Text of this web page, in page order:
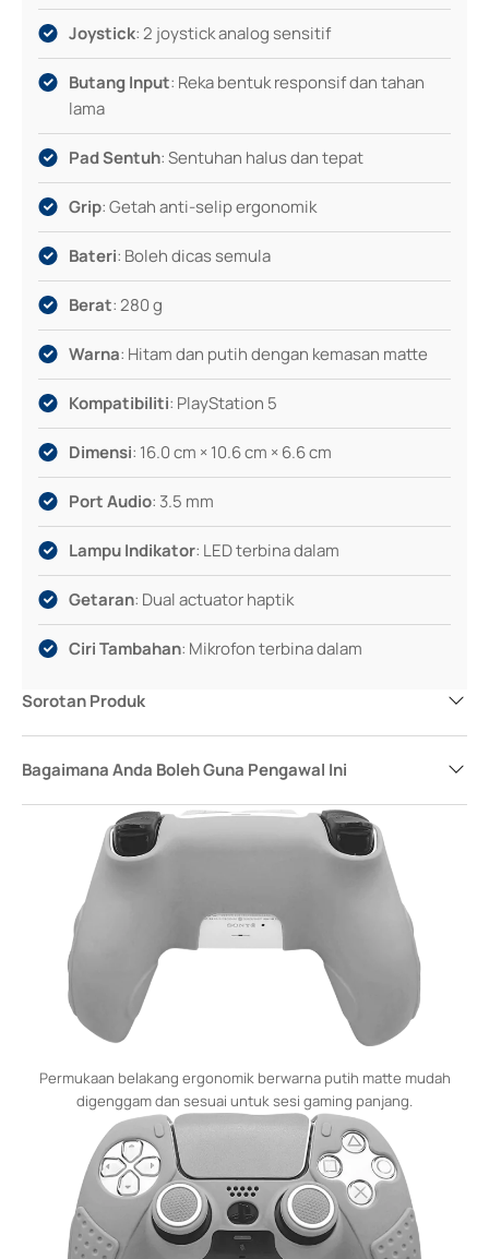
Joystick: 2 joystick analog sensitif
Butang Input: Reka bentuk responsif dan tahan
lama
Pad Sentuh: Sentuhan halus dan tepat
Grip: Getah anti-selip ergonomik
Bateri: Boleh dicas semula
Berat: 280 g
Warna: Hitam dan putih dengan kemasan matte
Kompatibiliti: PlayStation 5
Dimensi: 16.0 cm × 10.6 cm × 6.6 cm
Port Audio: 3.5 mm
Lampu Indikator: LED terbina dalam
Getaran: Dual actuator haptik
Ciri Tambahan: Mikrofon terbina dalam
Sorotan Produk
Bagaimana Anda Boleh Guna Pengawal Ini
Permukaan belakang ergonomik berwarna putih matte mudah
digenggam dan sesuai untuk sesi gaming panjang.